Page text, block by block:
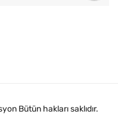
Bütün hakları saklıdır.